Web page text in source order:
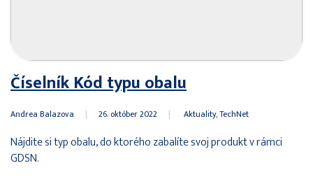
Číselník Kód typu obalu
Andrea Balazova | 26. október 2022 | Aktuality TechNet
Nájdite si typ obalu, do ktorého zabalíte svoj produkt v rámci
GDSN.